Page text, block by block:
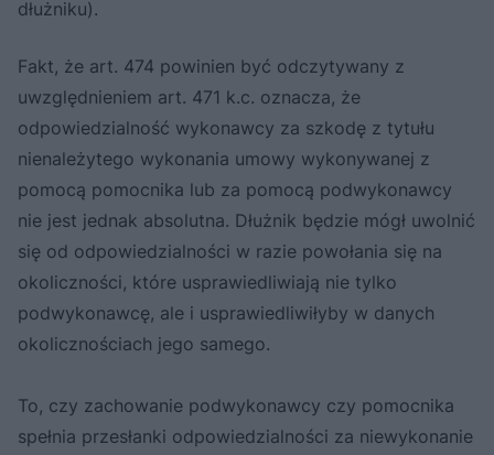
dłużniku).
Fakt, że art. 474 powinien być odczytywany z
uwzględnieniem art. 471 k.c. oznacza, że
odpowiedzialność wykonawcy za szkodę z tytułu
nienależytego wykonania umowy wykonywanej z
pomocą pomocnika lub za pomocą podwykonawcy
nie jest jednak absolutna. Dłużnik będzie mógł uwolnić
się od odpowiedzialności w razie powołania się na
okoliczności, które usprawiedliwiają nie tylko
podwykonawcę, ale i usprawiedliwiłyby w danych
okolicznościach jego samego.
To, czy zachowanie podwykonawcy czy pomocnika
spełnia przesłanki odpowiedzialności za niewykonanie